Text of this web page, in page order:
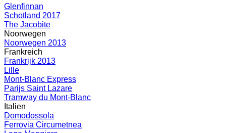
Glenfinnan
Schotland 2017
The Jacobite
Noorwegen
Noorwegen 2013
Frankreich
Frankrijk 2013
Lille
Mont-Blanc Express
Parijs Saint Lazare
Tramway du Mont-Blanc
Italien
Domodossola
Ferrovia Circumetnea